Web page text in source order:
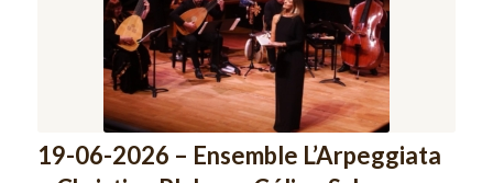
19-06-2026 – Ensemble L’Arpeggiata